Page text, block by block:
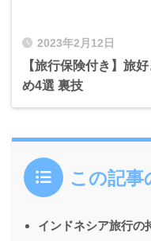
2023年2月12日
【旅行保険付き】旅
め4選 裏技
この記事
インドネシア旅行の